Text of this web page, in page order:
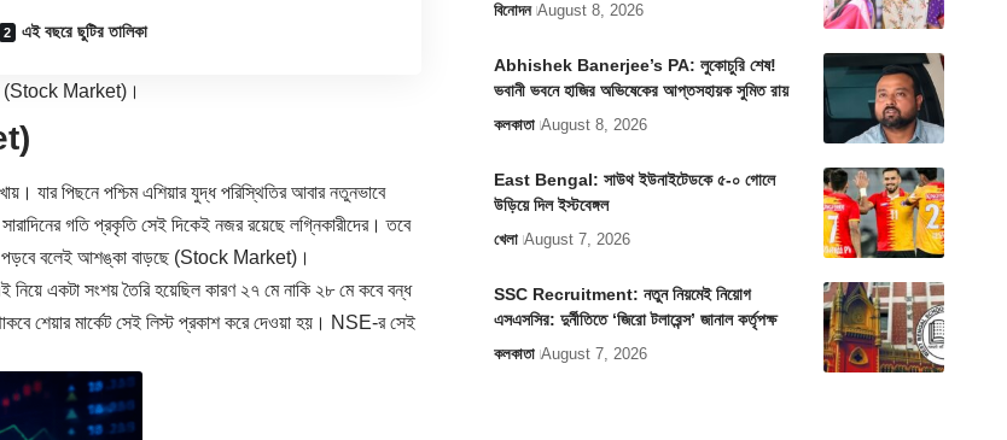
এই বছরে ছুটির তালিকা
(Stock Market)।
যার পিছনে পশ্চিম এশিয়ার যুদ্ধ পরিস্থিতির আবার নতুনভাবে
গতি প্রকৃতি সেই দিকেই নজর রয়েছে লগ্নিকারীদের। তবে
পড়বে বলেই আশঙ্কা বাড়ছে (Stock Market)।
একটা সংশয় তৈরি হয়েছিল কারণ ২৭ মে নাকি ২৮ মে কবে বন্ধ
শেয়ার মার্কেট সেই লিস্ট প্রকাশ করে দেওয়া হয়। NSE-র সেই
বিনোদন August 8, 2026
Abhishek Banerjee’s PA: লুকোচুরি শেষ!
ভবানী ভবনে হাজির অভিষেকের আপ্তসহায়ক সুমিত রায়
কলকাতা August 8, 2026
East Bengal: সাউথ ইউনাইটেডকে ৫-০ গোলে
উড়িয়ে দিল ইস্টবেঙ্গল
খেলা August 7, 2026
SSC Recruitment: নতুন নিয়মেই নিয়োগ
এসএসসির: দুর্নীতিতে ‘জিরো টলারেন্স’ জানাল কর্তৃপক্ষ
কলকাতা August 7, 2026